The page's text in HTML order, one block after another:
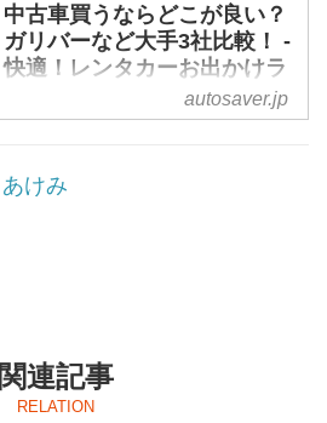
中古車買うならどこが良い？
ガリバーなど大手3社比較！ -
快適！レンタカーお出かけラ
「いつ買えばお得なの？」
ガリバー
ビッグモーター
autosaver.jp
あけみ
関連記事